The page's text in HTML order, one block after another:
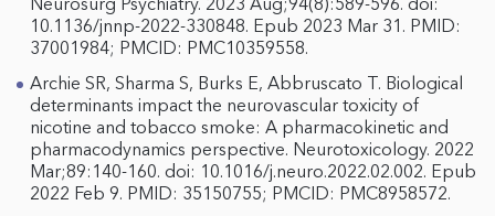
10.1136/jnnp-2022-330848. Epub 2023 Mar 31. PMID:
37001984; PMCID: PMC10359558.
Archie SR, Sharma S, Burks E, Abbruscato T. Biological
determinants impact the neurovascular toxicity of
nicotine and tobacco smoke: A pharmacokinetic and
pharmacodynamics perspective. Neurotoxicology. 2022
Mar;89:140-160. doi: 10.1016/j.neuro.2022.02.002. Epub
2022 Feb 9. PMID: 35150755; PMCID: PMC8958572.